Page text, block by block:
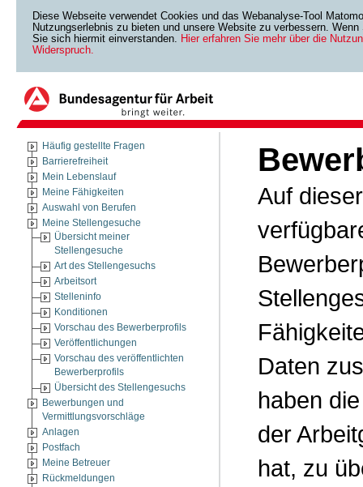
Diese Webseite verwendet Cookies und das Webanalyse-Tool
Nutzungserlebnis zu bieten und unsere Website zu verbessern.
Sie sich hiermit einverstanden. Hier erfahren Sie mehr über die
Widerspruch.
Häufig gestellte Fragen
Barrierefreiheit
Mein Lebenslauf
Meine Fähigkeiten
Auswahl von Berufen
Meine Stellengesuche
Übersicht meiner
Stellengesuche
Art des Stellengesuchs
Arbeitsort
Stelleninfo
Konditionen
Vorschau des Bewerberprofils
Veröffentlichungen
Vorschau des veröffentlichten
Bewerberprofils
Übersicht des Stellengesuchs
Bewerbungen und
Vermittlungsvorschläge
Anlagen
Postfach
Meine Betreuer
Rückmeldungen
Auf
Daten
haben
der
hat, zu